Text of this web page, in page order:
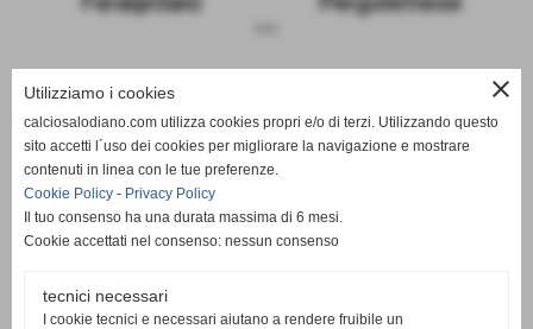
Le due squadre a confronto
FeralpiSalo Pergolettese
SCHEDA-CALENDARIO E RISULTATI-CLASSIFICA
close
Utilizziamo i cookies
calciosalodiano.com utilizza cookies propri e/o di terzi. Utilizzando questo
sito accetti l´uso dei cookies per migliorare la navigazione e mostrare
contenuti in linea con le tue preferenze.
Cookie Policy - Privacy Policy
Il tuo consenso ha una durata massima di 6 mesi.
Cookie accettati nel consenso: nessun consenso
tecnici necessari
I cookie tecnici e necessari aiutano a rendere fruibile un